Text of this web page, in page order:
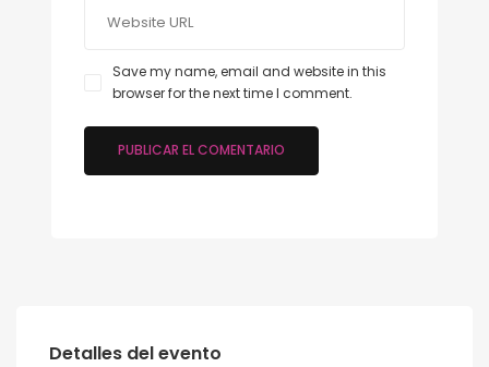
Save my name, email and website in this
browser for the next time I comment.
Detalles del evento